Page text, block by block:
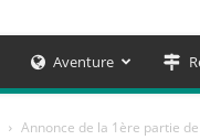
Aventure
Annonce de la 1ère partie